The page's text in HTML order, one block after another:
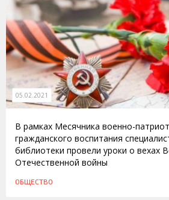
05.02.2021
В рамках Месячника военно-
гражданского воспитания
библиотеки провели уроки о вехах
Отечественной войны
ОБЩЕСТВО